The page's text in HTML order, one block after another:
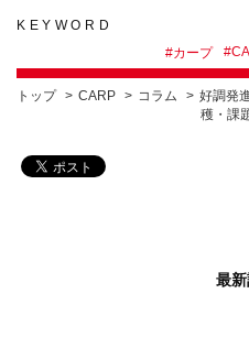
KEYWORD
#カープ #
トップ CARP コラム
好調発
穫・課
最